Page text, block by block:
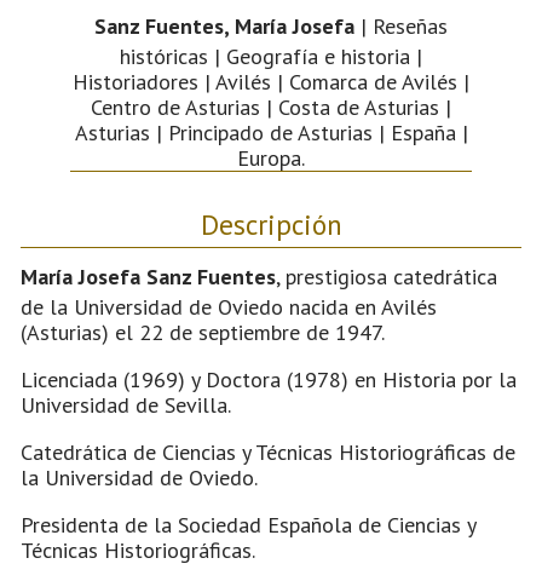
Sanz Fuentes, María Josefa | Reseñas
históricas | Geografía e historia |
Historiadores | Avilés | Comarca de Avilés |
Centro de Asturias | Costa de Asturias |
Asturias | Principado de Asturias | España |
Europa.
Descripción
María Josefa Sanz Fuentes, prestigiosa catedrática
de la Universidad de Oviedo nacida en Avilés
(Asturias) el 22 de septiembre de 1947.
Licenciada (1969) y Doctora (1978) en Historia por la
Universidad de Sevilla.
Catedrática de Ciencias y Técnicas Historiográficas de
la Universidad de Oviedo.
Presidenta de la Sociedad Española de Ciencias y
Técnicas Historiográficas.